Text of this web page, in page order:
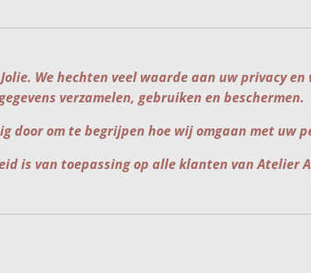
We hechten veel waarde aan uw privacy
verzamelen, gebruiken en beschermen.
door om te begrijpen hoe wij omgaan met uw
is van toepassing op alle klanten van Atelier